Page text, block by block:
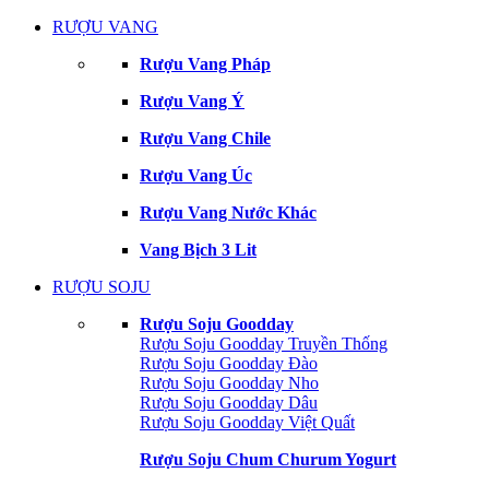
RƯỢU VANG
Rượu Vang Pháp
Rượu Vang Ý
Rượu Vang Chile
Rượu Vang Úc
Rượu Vang Nước Khác
Vang Bịch 3 Lit
RƯỢU SOJU
Rượu Soju Goodday
Rượu Soju Goodday Truyền Thống
Rượu Soju Goodday Đào
Rượu Soju Goodday Nho
Rượu Soju Goodday Dâu
Rượu Soju Goodday Việt Quất
Rượu Soju Chum Churum Yogurt